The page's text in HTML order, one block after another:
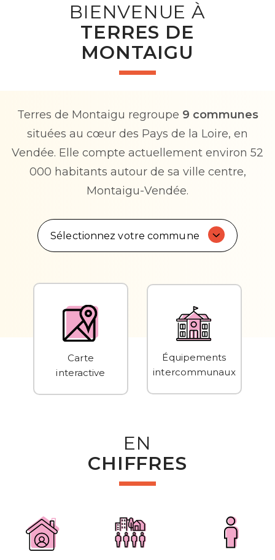
BIENVENUE À
TERRES DE
MONTAIGU
Terres de Montaigu regroupe 9 communes
situées au cœur des Pays de la Loire, en
Vendée. Elle compte actuellement environ 52
000 habitants autour de sa ville centre,
Montaigu-Vendée.
Sélectionnez votre commune
Carte
interactive
Équipements
intercommunaux
EN
CHIFFRES